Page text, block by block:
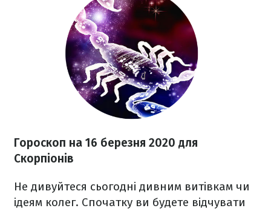
Гороскоп на 16 березня 2020 для
Скорпіонів
Не дивуйтеся сьогодні дивним витівкам чи
ідеям колег. Спочатку ви будете відчувати